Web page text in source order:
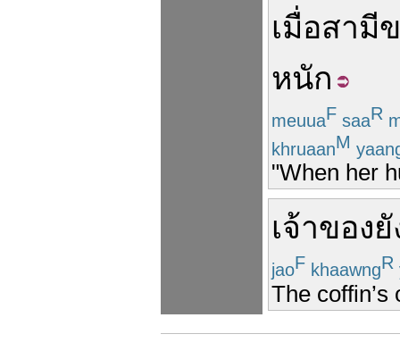
เมื่อสามี
หนัก
meuuaF saaR
khruaanM
"When her
เจ้าของยั
jaoF khaawngR
The